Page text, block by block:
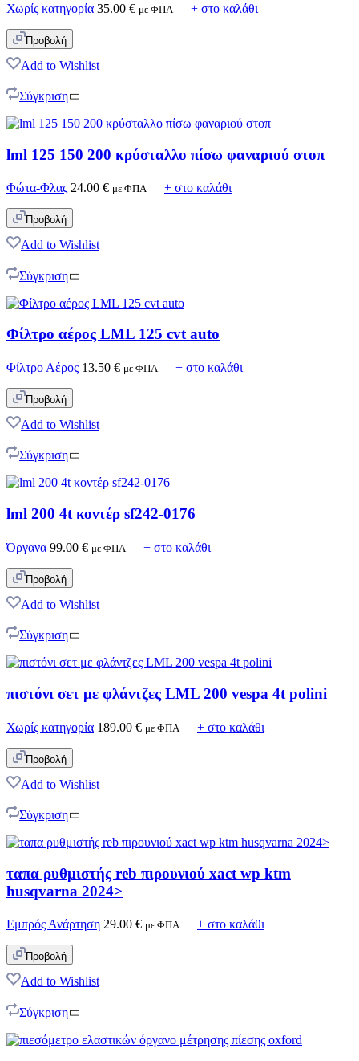
Χωρίς κατηγορία 35.00 € με ΦΠΑ + στο καλάθι
Προβολή
Add to Wishlist
Σύγκριση
lml 125 150 200 κρύσταλλο πίσω φαναριού στοπ
Φώτα-Φλας 24.00 € με ΦΠΑ + στο καλάθι
Προβολή
Add to Wishlist
Σύγκριση
Φίλτρο αέρος LML 125 cvt auto
Φίλτρο Αέρος 13.50 € με ΦΠΑ + στο καλάθι
Προβολή
Add to Wishlist
Σύγκριση
lml 200 4t κοντέρ sf242-0176
Όργανα 99.00 € με ΦΠΑ + στο καλάθι
Προβολή
Add to Wishlist
Σύγκριση
πιστόνι σετ με φλάντζες LML 200 vespa 4t polini
Χωρίς κατηγορία 189.00 € με ΦΠΑ + στο καλάθι
Προβολή
Add to Wishlist
Σύγκριση
ταπα ρυθμιστής reb πιρουνιού xact wp ktm
husqvarna 2024>
Εμπρός Ανάρτηση 29.00 € με ΦΠΑ + στο καλάθι
Προβολή
Add to Wishlist
Σύγκριση